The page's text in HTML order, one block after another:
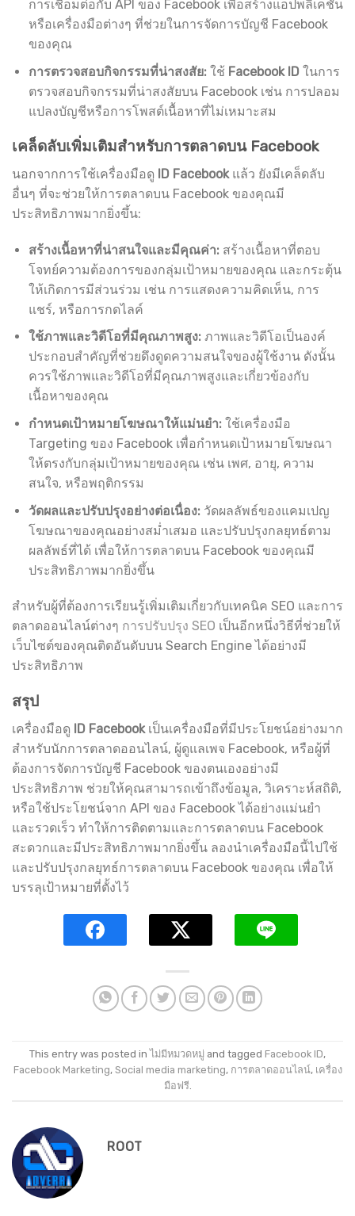
การเชื่อมต่อกับ API ของ Facebook เพื่อสร้างแอปพลิเคชัน
หรือเครื่องมือต่างๆ ที่ช่วยในการจัดการบัญชี Facebook
ของคุณ
การตรวจสอบกิจกรรมที่น่าสงสัย: ใช้ Facebook IDในการ
ตรวจสอบกิจกรรมที่น่าสงสัยบน Facebook เช่น การปลอม
แปลงบัญชีหรือการโพสต์เนื้อหาที่ไม่เหมาะสม
เคล็ดลับเพิ่มเติมสำหรับการตลาดบน Facebook
นอกจากการใช้เครื่องมือดู ID Facebookแล้ว ยังมีเคล็ดลับ
อื่นๆ ที่จะช่วยให้การตลาดบน Facebook ของคุณมี
ประสิทธิภาพมากยิ่งขึ้น:
สร้างเนื้อหาที่น่าสนใจและมีคุณค่า: สร้างเนื้อหาที่ตอบ
โจทย์ความต้องการของกลุ่มเป้าหมายของคุณ และกระตุ้น
ให้เกิดการมีส่วนร่วม เช่น การแสดงความคิดเห็น, การ
แชร์, หรือการกดไลค์
ใช้ภาพและวิดีโอที่มีคุณภาพสูง: ภาพและวิดีโอเป็นองค์
ประกอบสำคัญที่ช่วยดึงดูดความสนใจของผู้ใช้งาน ดังนั้น
ควรใช้ภาพและวิดีโอที่มีคุณภาพสูงและเกี่ยวข้องกับ
เนื้อหาของคุณ
กำหนดเป้าหมายโฆษณาให้แม่นยำ: ใช้เครื่องมือ
Targeting ของ Facebook เพื่อกำหนดเป้าหมายโฆษณา
ให้ตรงกับกลุ่มเป้าหมายของคุณ เช่น เพศ, อายุ, ความ
สนใจ, หรือพฤติกรรม
วัดผลและปรับปรุงอย่างต่อเนื่อง: วัดผลลัพธ์ของแคมเปญ
โฆษณาของคุณอย่างสม่ำเสมอ และปรับปรุงกลยุทธ์ตาม
ผลลัพธ์ที่ได้ เพื่อให้การตลาดบน Facebook ของคุณมี
ประสิทธิภาพมากยิ่งขึ้น
สำหรับผู้ที่ต้องการเรียนรู้เพิ่มเติมเกี่ยวกับเทคนิค SEO และการ
ตลาดออนไลน์ต่างๆ การปรับปรุง SEO เป็นอีกหนึ่งวิธีที่ช่วยให้
เว็บไซต์ของคุณติดอันดับบน Search Engine ได้อย่างมี
ประสิทธิภาพ
สรุป
เครื่องมือดู ID Facebook เป็นเครื่องมือที่มีประโยชน์อย่างมาก
สำหรับนักการตลาดออนไลน์, ผู้ดูแลเพจ Facebook, หรือผู้ที่
ต้องการจัดการบัญชี Facebook ของตนเองอย่างมี
ประสิทธิภาพ ช่วยให้คุณสามารถเข้าถึงข้อมูล, วิเคราะห์สถิติ,
หรือใช้ประโยชน์จาก API ของ Facebook ได้อย่างแม่นยำ
และรวดเร็ว ทำให้การติดตามและการตลาดบน Facebook
สะดวกและมีประสิทธิภาพมากยิ่งขึ้น ลองนำเครื่องมือนี้ไปใช้
และปรับปรุงกลยุทธ์การตลาดบน Facebook ของคุณ เพื่อให้
บรรลุเป้าหมายที่ตั้งไว้
This entry was posted inไม่มีหมวดหมู่ and tagged Facebook ID,
Facebook Marketing, Social media marketing, การตลาดออนไลน์, เครื่อง
มือฟรี.
ROOT